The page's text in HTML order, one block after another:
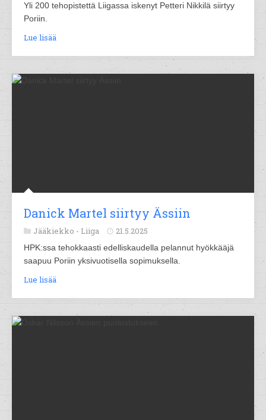
Yli 200 tehopistettä Liigassa iskenyt Petteri Nikkilä siirtyy
Poriin.
Lue lisää
Danick Martel siirtyy Ässiin
Jääkiekko - Liiga 21.5.2025
HPK:ssa tehokkaasti edelliskaudella pelannut hyökkääjä
saapuu Poriin yksivuotisella sopimuksella.
Lue lisää